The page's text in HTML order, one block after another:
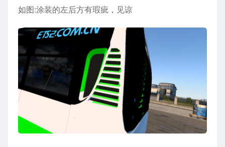
如图:涂装的左后方有瑕疵，见谅